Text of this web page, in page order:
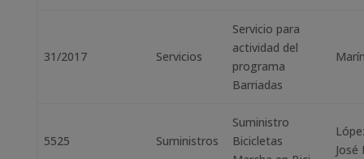
31/2017 Servicios
Servicio para
actividad del
programa
Barriadas
5525 Suministros
Suministro
Bicicletas
José